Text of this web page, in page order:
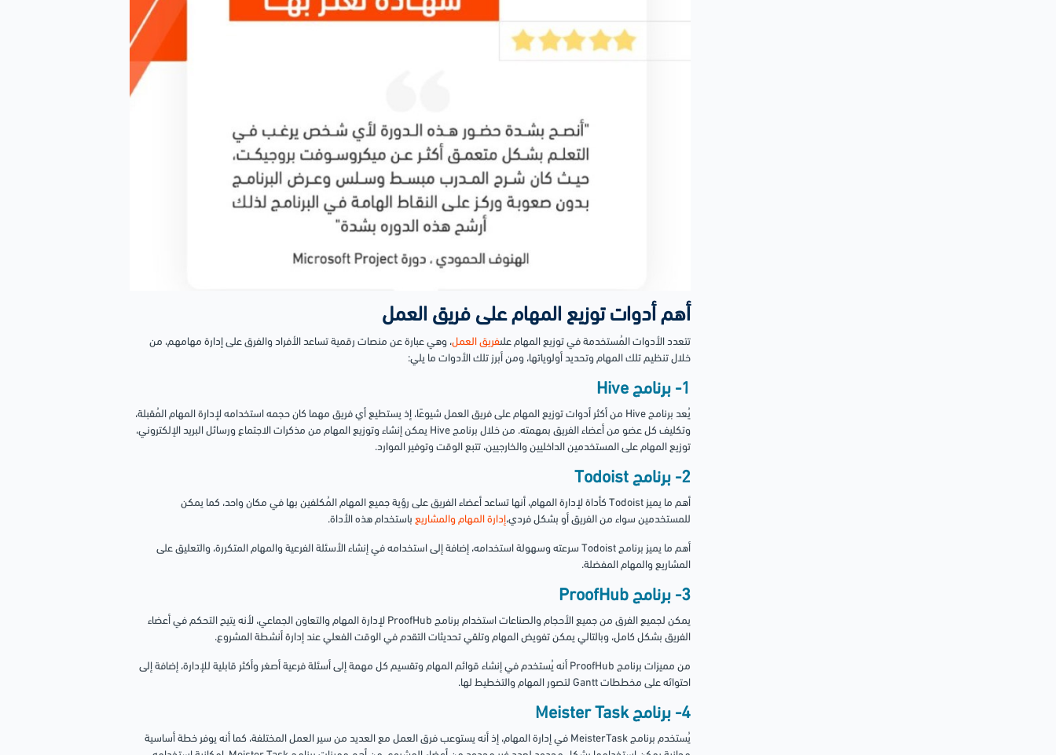
أهم أدوات توزيع المهام على فريق العمل
تتعدد الأدوات المُستخدمة في توزيع المهام علىفريق العمل، وهي عبارة عن منصات رقمية تساعد الأفراد والفرق على إدارة مهامهم، من
خلال تنظيم تلك المهام وتحديد أولوياتها، ومن أبرز تلك الأدوات ما يلي:
1- برنامج Hive
يُعد برنامج Hive من أكثر أدوات توزيع المهام على فريق العمل شيوعًا، إذ يستطيع أي فريق مهما كان حجمه استخدامه لإدارة المهام المُقبلة،
وتكليف كل عضو من أعضاء الفريق بمهمته.
من خلال برنامج Hive يمكن إنشاء وتوزيع المهام من مذكرات الاجتماع ورسائل البريد الإلكتروني،
توزيع المهام على المستخدمين الداخليين والخارجيين، تتبع الوقت وتوفير الموارد.
2- برنامج Todoist
أهم ما يميز Todoist كأداة لإدارة المهام، أنها تساعد أعضاء الفريق على رؤية جميع المهام المُكلفين بها في مكان واحد، كما يمكن
للمستخدمين سواء من الفريق أو بشكل فردي،إدارة المهام والمشاريع باستخدام هذه الأداة.
أهم ما يميز برنامج Todoist سرعته وسهولة استخدامه، إضافة إلى استخدامه في إنشاء الأسئلة الفرعية والمهام المتكررة، والتعليق على
المشاريع والمهام المفضلة.
3- برنامج ProofHub
يمكن لجميع الفرق من جميع الأحجام والصناعات استخدام برنامج ProofHub لإدارة المهام والتعاون الجماعي، لأنه يتيح التحكم في أعضاء
الفريق بشكل كامل، وبالتالي يمكن تفويض المهام وتلقي تحديثات التقدم في الوقت الفعلي عند إدارة أنشطة المشروع.
من مميزات برنامج ProofHub أنه يُستخدم في إنشاء قوائم المهام وتقسيم كل مهمة إلى أسئلة فرعية أصغر وأكثر قابلية للإدارة، إضافة إلى
احتوائه على مخططات Gantt لتصور المهام والتخطيط لها.
4- برنامج Meister Task
يُستخدم برنامج MeisterTask في إدارة المهام، إذ أنه يستوعب فرق العمل مع العديد من سير العمل المختلفة، كما أنه يوفر خطة أساسية